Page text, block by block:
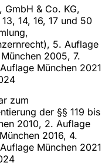
GmbH & Co. KG,
14, 16, 17 und 50
5. Auflage
2005, 7.
München 2021
zum
der §§ 119 bis
2010, 2. Auflage
2016, 4.
München 2021